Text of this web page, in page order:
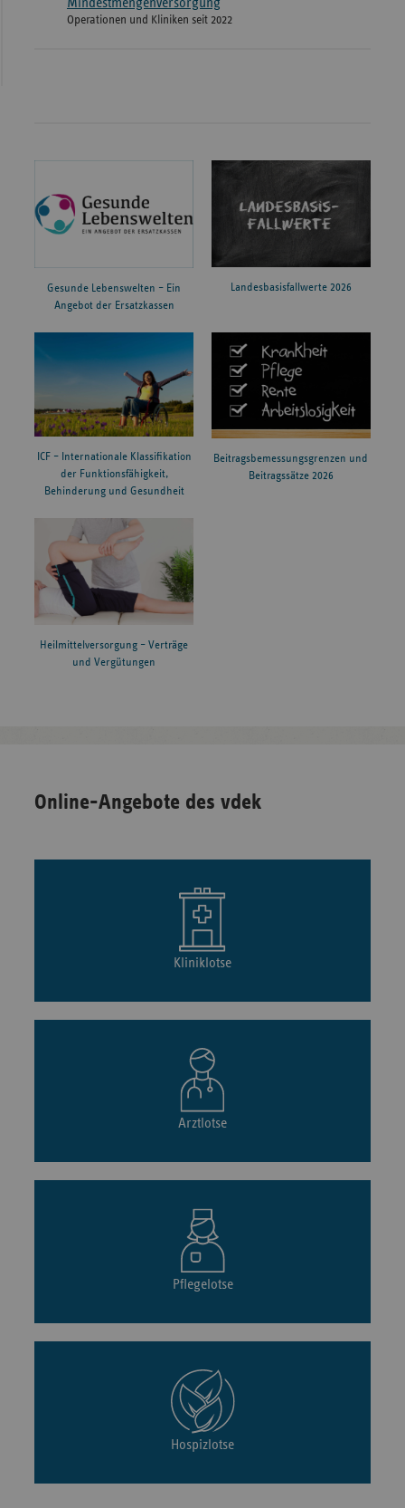
Mindestmengenversorgung
Operationen und Kliniken seit 2022
Gesunde Lebenswelten – Ein
Angebot der Ersatzkassen
Landesbasisfallwerte 2026
ICF – Internationale Klassifikation
der Funktionsfähigkeit,
Behinderung und Gesundheit
Beitragsbemessungsgrenzen und
Beitragssätze 2026
Heilmittelversorgung – Verträge
und Vergütungen
Online-Angebote des vdek
Kliniklotse
Arztlotse
Pflegelotse
Hospizlotse